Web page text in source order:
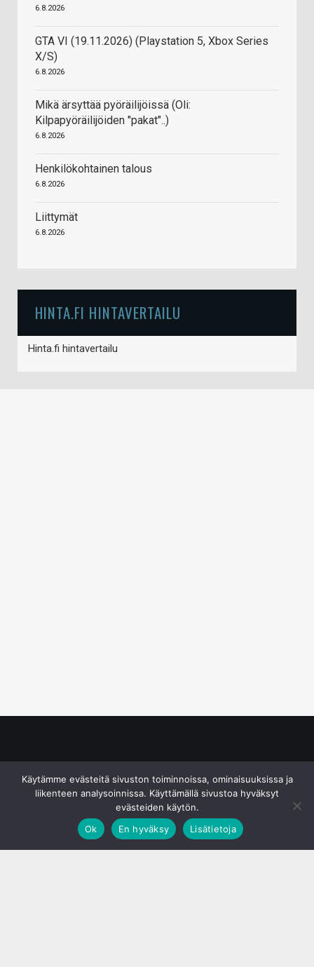
6.8.2026
GTA VI (19.11.2026) (Playstation 5, Xbox Series
X/S)
6.8.2026
Mikä ärsyttää pyöräilijöissä (Oli:
Kilpapyöräilijöiden "pakat"..)
6.8.2026
Henkilökohtainen talous
6.8.2026
Liittymät
6.8.2026
HINTA.FI HINTAVERTAILU
Hinta.fi hintavertailu
Käytämme evästeitä sivuston toiminnoissa, ominaisuuksissa ja
liikenteen analysoinnissa. Käyttämällä sivustoa hyväksyt
evästeiden käytön.
Ok
En hyväksy Lisätietoja